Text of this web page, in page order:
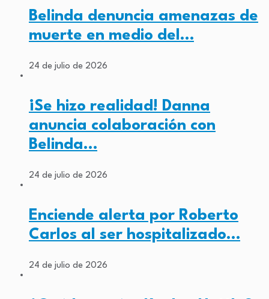
Belinda denuncia amenazas de
muerte en medio del…
24 de julio de 2026
¡Se hizo realidad! Danna
anuncia colaboración con
Belinda…
24 de julio de 2026
Enciende alerta por Roberto
Carlos al ser hospitalizado…
24 de julio de 2026